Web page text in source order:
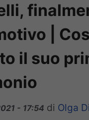
|
il suo
- 17:54 di Olga